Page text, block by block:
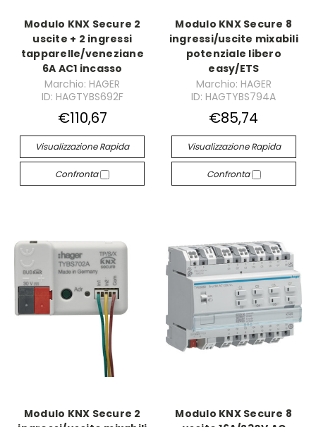
Modulo KNX Secure 2
uscite + 2 ingressi
tapparelle/veneziane
6A AC1 incasso
Marchio: HAGER
ID: HAGTYBS692F
€110,67
Visualizzazione Rapida
Confronta
Modulo KNX Secure 8
ingressi/uscite mixabili
potenziale libero
easy/ETS
Marchio: HAGER
ID: HAGTYBS794A
€85,74
Visualizzazione Rapida
Confronta
Modulo KNX Secure 2
Modulo KNX Secure 8